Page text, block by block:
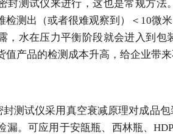
封测试仪来进行，这也是常规方
检测出（或者很难观察到）＜10微
，水在压力平衡阶段就会进入到
值产品的检测成本升高，给企业带
封测试仪采用真空衰减原理对成品
漏。可应用于安瓿瓶、西林瓶、